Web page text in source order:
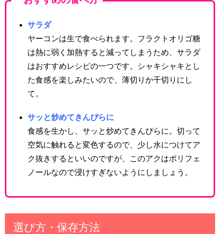
サラダ
ヤーコンは生で食べられます。フラクトオリゴ糖
は熱に弱く加熱すると減ってしまうため、サラダ
はおすすめレシピの一つです。シャキシャキとし
た食感を楽しみたいので、薄切りか千切りにし
て。
サッと炒めてきんぴらに
食感を生かし、サッと炒めてきんぴらに。切って
空気に触れると変色するので、少し水につけてア
ク抜きするといいのですが、このアクはポリフェ
ノールなので浸けすぎないようにしましょう。
選び方・保存方法